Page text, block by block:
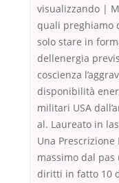
visualizzando |
quali preghiamo
solo stare in
dellenergia
coscienza
disponibilità
militari USA
al. Laureato in
Una
massimo dal
diritti in fatto 10